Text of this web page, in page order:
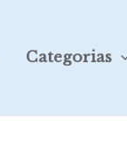
Categorias